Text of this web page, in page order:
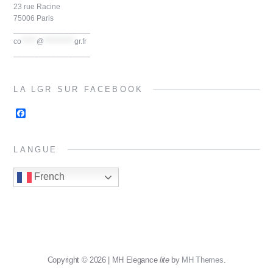
k s
t
23 rue Racine
75006 Paris
co
@ **********gr.fr
LA LGR SUR FACEBOOK
b
o
k
LANGUE
French
Copyright © 2026 | MH Elegance liteby MH Themes.